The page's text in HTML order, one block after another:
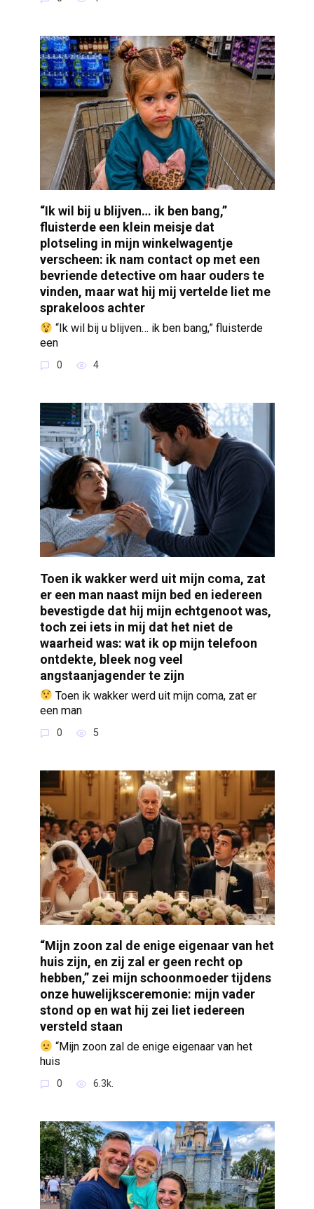
“Ik wil bij u blijven… ik ben bang,”
fluisterde een klein meisje dat
plotseling in mijn winkelwagentje
verscheen: ik nam contact op met een
bevriende detective om haar ouders te
vinden, maar wat hij mij vertelde liet me
sprakeloos achter
“Ik wil bij u blijven… ik ben bang,” fluisterde
een
0 4
Toen ik wakker werd uit mijn coma, zat
er een man naast mijn bed en iedereen
bevestigde dat hij mijn echtgenoot was,
toch zei iets in mij dat het niet de
waarheid was: wat ik op mijn telefoon
ontdekte, bleek nog veel
angstaanjagender te zijn
Toen ik wakker werd uit mijn coma, zat er
een man
0 5
“Mijn zoon zal de enige eigenaar van het
huis zijn, en zij zal er geen recht op
hebben,” zei mijn schoonmoeder tijdens
onze huwelijksceremonie: mijn vader
stond op en wat hij zei liet iedereen
versteld staan
“Mijn zoon zal de enige eigenaar van het
huis
0 6.3k.